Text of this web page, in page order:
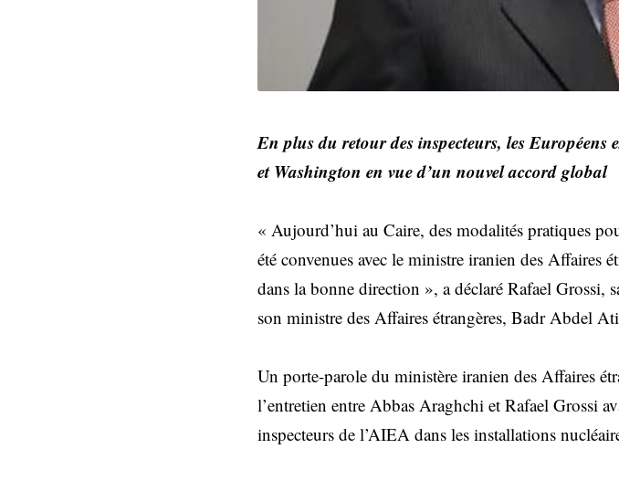
En plus du retour des inspecteurs, les Européens
et Washington en vue d’un nouvel accord global
« Aujourd’hui au Caire, des modalités pratiques
été convenues avec le ministre iranien des Affaires
dans la bonne direction », a déclaré Rafael
son ministre des Affaires étrangères, Badr Abdel
Un porte-parole du ministère iranien des Affaires
l’entretien entre Abbas Araghchi et Rafael Grossi
inspecteurs de l’AIEA dans les installations